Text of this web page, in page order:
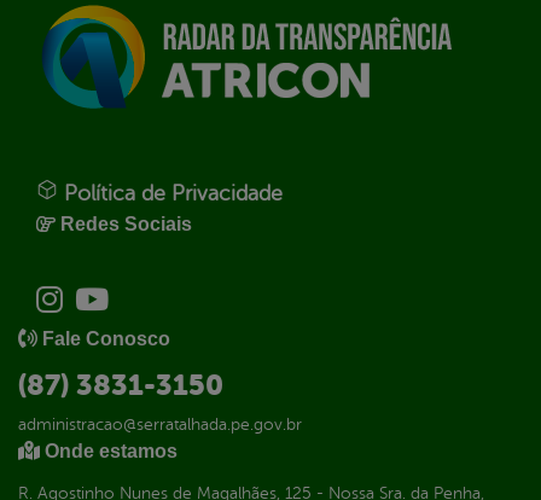
Política de Privacidade
Redes Sociais
Fale Conosco
(87) 3831-3150
administracao@serratalhada.pe.gov.br
Onde estamos
R. Agostinho Nunes de Magalhães, 125 - Nossa Sra. da Penha,